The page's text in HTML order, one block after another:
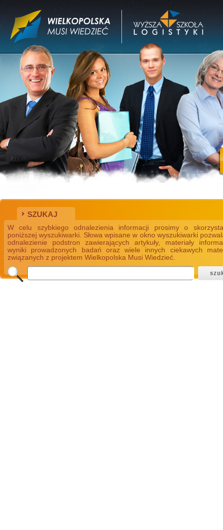
SZUKAJ
W celu szybkiego odnalezienia informacji prosimy o
poniższej wyszukiwarki. Słowa wpisane w okno wyszukiwarki
odnalezienie podstron zawierających artykuły, materiały
wyniki prowadzonych badań oraz wiele innych ciekawych
związanych z projektem Wielkopolska Musi Wiedzieć.